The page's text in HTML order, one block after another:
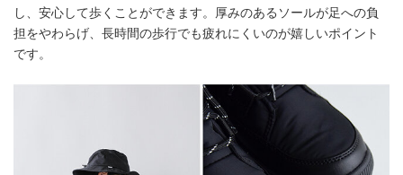
し、安心して歩くことができます。厚みのあるソールが足への負
担をやわらげ、長時間の歩行でも疲れにくいのが嬉しいポイント
です。